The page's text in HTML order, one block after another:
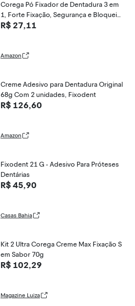
Corega Pó Fixador de Dentadura 3 em
1, Forte Fixação, Segurança e Bloqueio
de Partículas, Sabor Menta, 22g
R$ 27,11
Amazon
Creme Adesivo para Dentadura Original
68g Com 2 unidades, Fixodent
R$ 126,60
Amazon
Fixodent 21 G - Adesivo Para Próteses
Dentárias
R$ 45,90
Casas Bahia
Kit 2 Ultra Corega Creme Max Fixação S
em Sabor 70g
R$ 102,29
Magazine Luiza